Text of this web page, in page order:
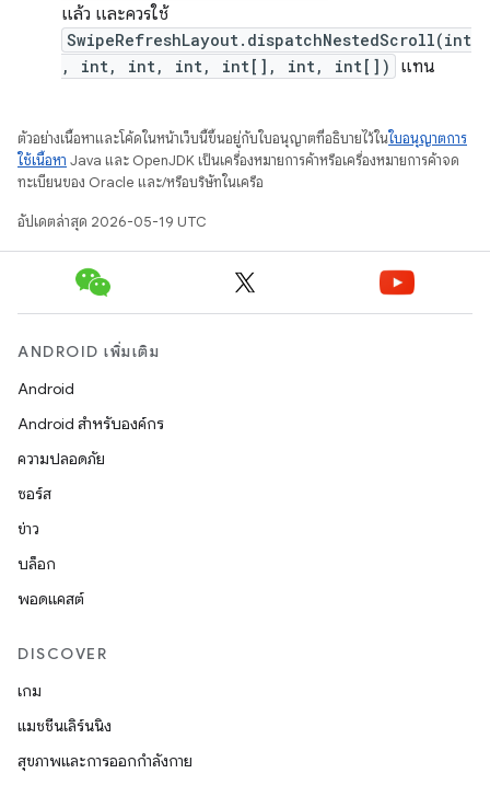
แล้ว และควรใช้
SwipeRefreshLayout.dispatchNestedScroll(int
, int, int, int, int[], int, int[])
แทน
ตัวอย่างเนื้อหาและโค้ดในหน้าเว็บนี้ขึ้นอยู่กับใบอนุญาตที่อธิบายไว้ในใบอนุญาตการ
ใช้เนื้อหา Java และ OpenJDK เป็นเครื่องหมายการค้าหรือเครื่องหมายการค้าจด
ทะเบียนของ Oracle และ/หรือบริษัทในเครือ
อัปเดตล่าสุด 2026-05-19 UTC
ANDROID เพิ่มเติม
Android
Android สำหรับองค์กร
ความปลอดภัย
ซอร์ส
ข่าว
บล็อก
พอดแคสต์
DISCOVER
เกม
แมชชีนเลิร์นนิง
สุขภาพและการออกกำลังกาย